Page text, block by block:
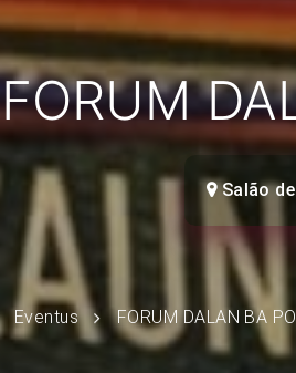
FORUM
Salão
Eventus FORUM DALAN BA